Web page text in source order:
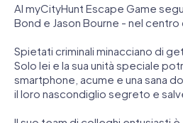
Al myCityHunt Escape Game
Bond e Jason Bourne - nel centro
Spietati criminali minacciano di
Solo lei e la sua unità speciale
smartphone, acume e una sana
il loro nascondiglio segreto e